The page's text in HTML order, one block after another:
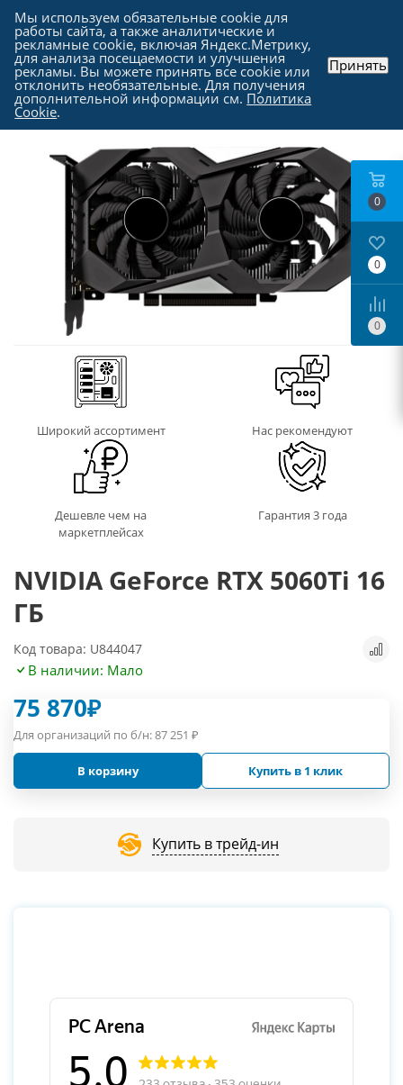
Каталог - Комплектующие для компьютера
Видеокарты
Широкий ассортимент Нас рекомендуют
Дешевле чем на
маркетплейсах
Гарантия 3 года
NVIDIA GeForce RTX 5060Ti 16
ГБ
Код товара: U844047
В наличии: Мало
75 870₽
Для организаций по б/н:87 251 ₽
В корзину Купить в 1 клик
Купить в трейд-ин
0
0
0
Мы используем обязательные cookie для
работы сайта, а также аналитические и
рекламные cookie, включая Яндекс.Метрику,
для анализа посещаемости и улучшения
рекламы. Вы можете принять все cookie или
отклонить необязательные. Для получения
дополнительной информации см. Политика
Cookie.
Принять